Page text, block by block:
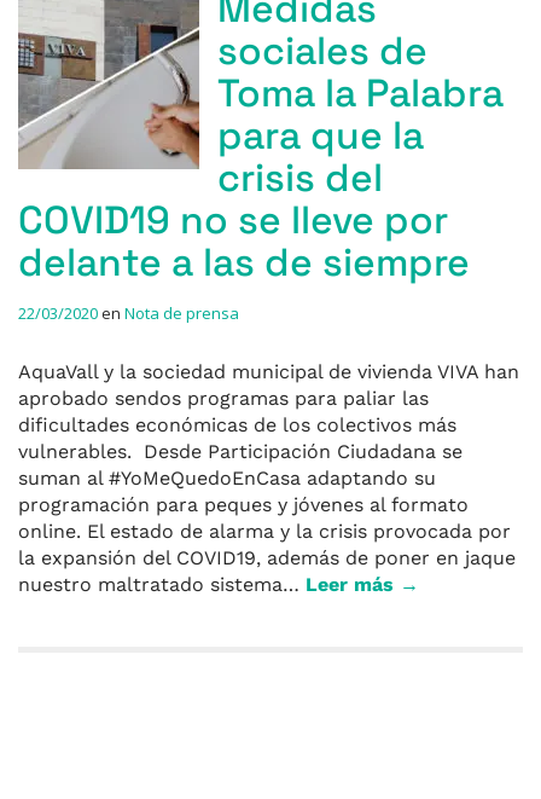
sociales de
Toma la Palabra
para que la
crisis del
COVID19 no se lleve por
delante a las de siempre
22/03/2020en Nota de prensa
AquaVall y la sociedad municipal de vivienda VIVA han
aprobado sendos programas para paliar las
dificultades económicas de los colectivos más
vulnerables. Desde Participación Ciudadana se
suman al #YoMeQuedoEnCasa adaptando su
programación para peques y jóvenes al formato
online. El estado de alarma y la crisis provocada por
la expansión del COVID19, además de poner en jaque
nuestro maltratado sistema… Leer más →